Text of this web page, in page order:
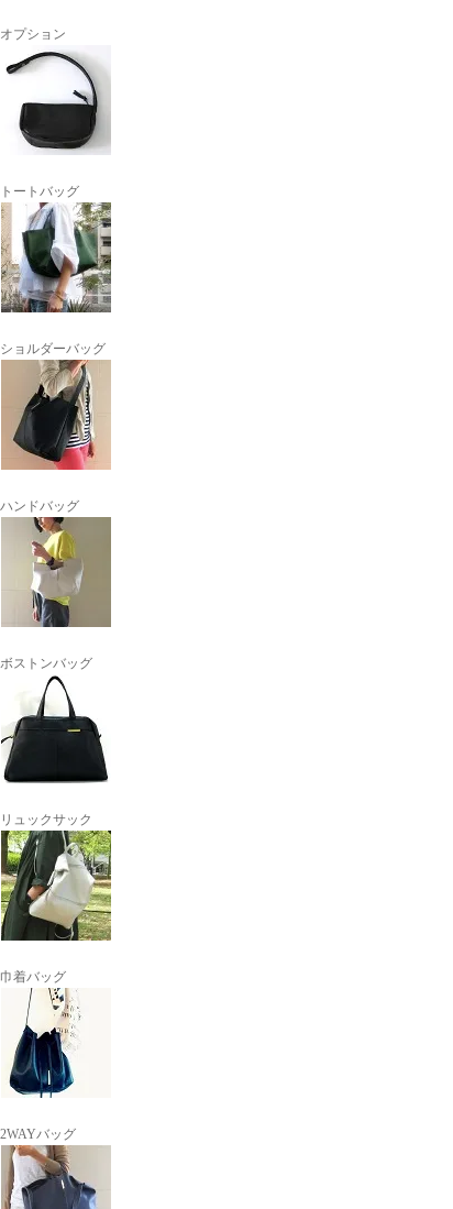
オプション
トートバッグ
ショルダーバッグ
ハンドバッグ
ボストンバッグ
リュックサック
巾着バッグ
2WAYバッグ